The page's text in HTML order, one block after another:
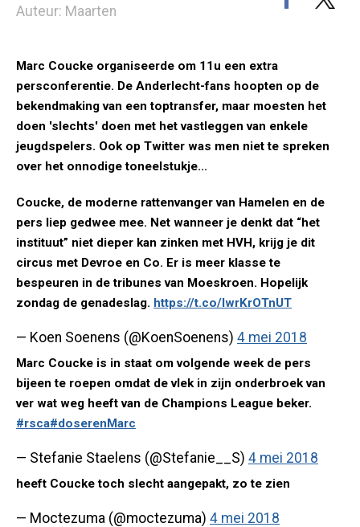
Auteur: Maarten
Marc Coucke organiseerde om 11u een extra
persconferentie. De Anderlecht-fans hoopten op de
bekendmaking van een toptransfer, maar moesten het
doen 'slechts' doen met het vastleggen van enkele
jeugdspelers. Ook op Twitter was men niet te spreken
over het onnodige toneelstukje...
Coucke, de moderne rattenvanger van Hamelen en de
pers liep gedwee mee. Net wanneer je denkt dat “het
instituut” niet dieper kan zinken met HVH, krijg je dit
circus met Devroe en Co. Er is meer klasse te
bespeuren in de tribunes van Moeskroen. Hopelijk
zondag de genadeslag. https://t.co/lwrKrOTnUT
— Koen Soenens (@KoenSoenens) 4 mei 2018
Marc Coucke is in staat om volgende week de pers
bijeen te roepen omdat de vlek in zijn onderbroek van
ver wat weg heeft van de Champions League beker.
#rsca#doserenMarc
— Stefanie Staelens (@Stefanie__S) 4 mei 2018
heeft Coucke toch slecht aangepakt, zo te zien
— Moctezuma (@moctezuma) 4 mei 2018